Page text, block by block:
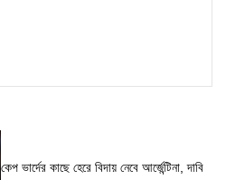
কেপ ভার্দের কাছে হেরে বিদায় নেবে আর্জেন্টিনা, দাবি